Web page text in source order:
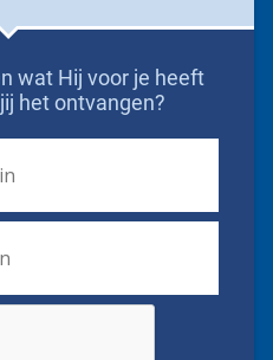
wat Hij voor je heeft
het ontvangen?